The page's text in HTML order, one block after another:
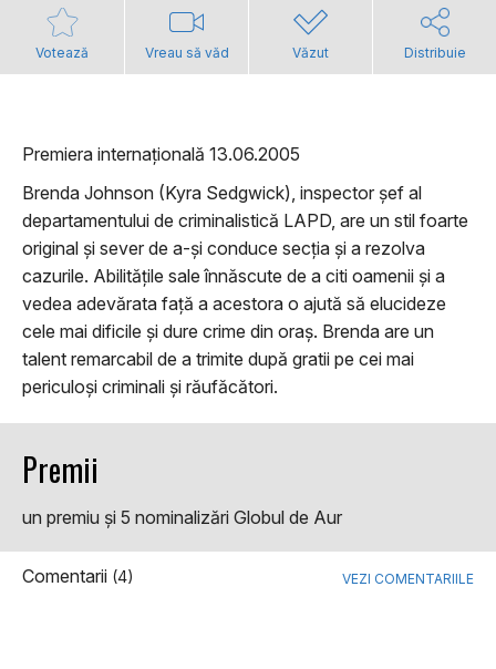
Votează Vreau să văd Văzut Distribuie
Premiera internațională 13.06.2005
Brenda Johnson (Kyra Sedgwick), inspector șef al
departamentului de criminalistică LAPD, are un stil foarte
original și sever de a-și conduce secția și a rezolva
cazurile. Abilitățile sale înnăscute de a citi oamenii și a
vedea adevărata față a acestora o ajută să elucideze
cele mai dificile și dure crime din oraș. Brenda are un
talent remarcabil de a trimite după gratii pe cei mai
periculoși criminali și răufăcători.
Premii
un premiu şi 5 nominalizări Globul de Aur
Comentarii (4) VEZI COMENTARIILE